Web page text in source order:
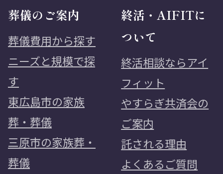
葬儀のご案内
葬儀費用から探す
ニーズと規模で探
す
東広島市の家族
葬・葬儀
三原市の家族葬・
葬儀
終活・AIFITに
ついて
終活相談ならアイ
フィット
やすらぎ共済会の
ご案内
託される理由
よくあるご質問